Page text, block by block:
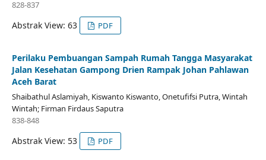
828-837
Abstrak View: 63 PDF
Perilaku Pembuangan Sampah Rumah Tangga Masyarakat
Jalan Kesehatan Gampong Drien Rampak Johan Pahlawan
Aceh Barat
Shaibathul Aslamiyah, Kiswanto Kiswanto, Onetufifsi Putra, Wintah
Wintah; Firman Firdaus Saputra
838-848
Abstrak View: 53 PDF